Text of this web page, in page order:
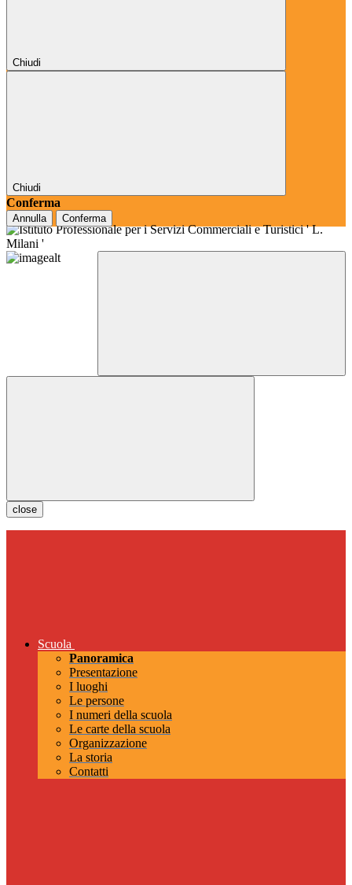
Chiudi
Chiudi
Conferma
Annulla Conferma
close
Scuola
Panoramica
Presentazione
I luoghi
Le persone
I numeri della scuola
Le carte della scuola
Organizzazione
La storia
Contatti